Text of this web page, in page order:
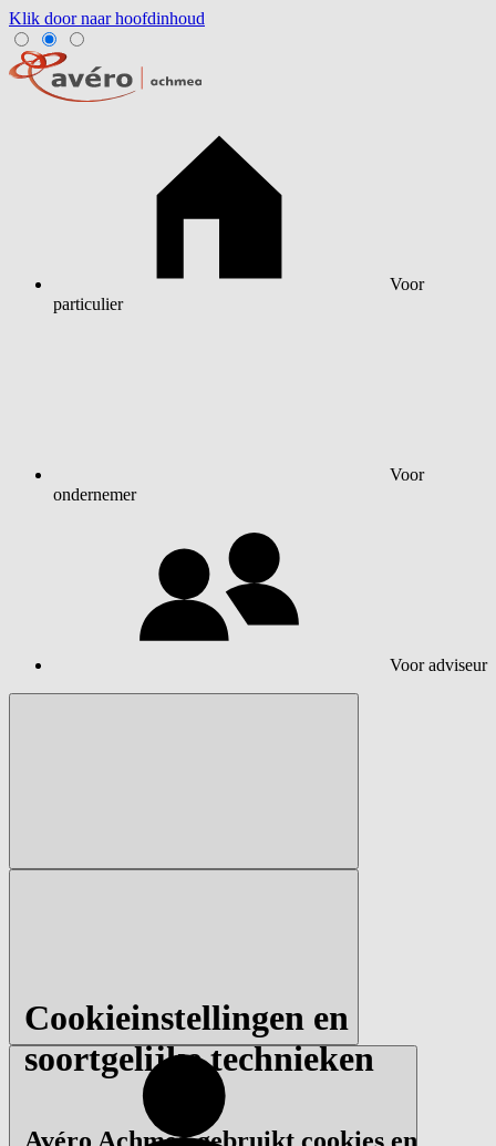
Klik door naar hoofdinhoud
Voor
particulier
Voor
ondernemer
Voor adviseur
Cookieinstellingen en
soortgelijke technieken
Avéro Achmea gebruikt cookies en